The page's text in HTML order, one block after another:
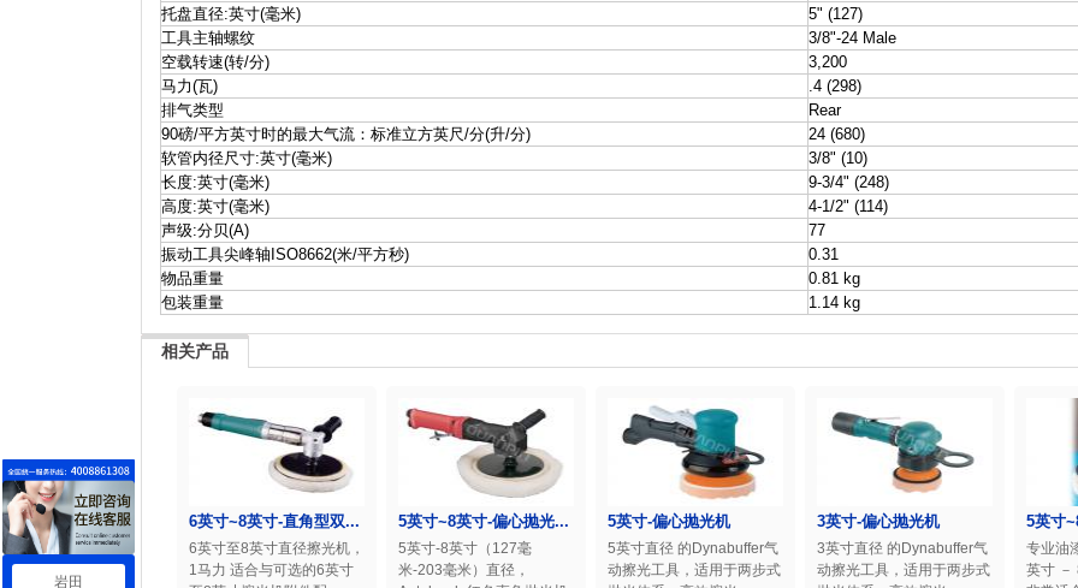
托盘直径:英寸(毫米)
5" (127)
工具主轴螺纹
3/8"-24 Male
空载转速(转/分)
3,200
马力(瓦)
.4 (298)
排气类型
Rear
90磅/平方英寸时的最大气流：标准立方英尺/分(升/分)
24 (680)
软管内径尺寸:英寸(毫米)
3/8" (10)
长度:英寸(毫米)
9-3/4" (248)
高度:英寸(毫米)
4-1/2" (114)
声级:分贝(A)
77
振动工具尖峰轴ISO8662(米/平方秒)
0.31
物品重量
0.81 kg
包装重量
1.14 kg
相关产品
6英寸~8英寸-直角型双...
6英寸至8英寸直径擦光机，
1马力 适合与可选的6英寸
5英寸~8英寸-偏心抛光...
5英寸-8英寸（127毫
米-203毫米）直径，
5英寸-偏心抛光机
5英寸直径 的Dynabuffer气
动擦光工具，适用于两步式
3英寸-偏心抛光机
3英寸直径 的Dynabuffer气
动擦光工具，适用于两步式
5英寸
专业油
英寸 －
岩田